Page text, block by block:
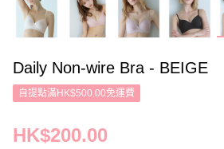
Daily Non-wire Bra - BEIGE
自提點滿HK$500.00免運費
HK$200.00